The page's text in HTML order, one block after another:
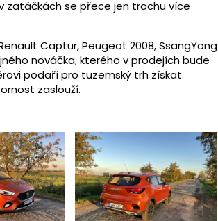
zatáčkách se přece jen trochu více
Captur, Peugeot 2008, SsangYong
nováčka, kterého v prodejích bude
podaří pro tuzemský trh získat.
zaslouží.